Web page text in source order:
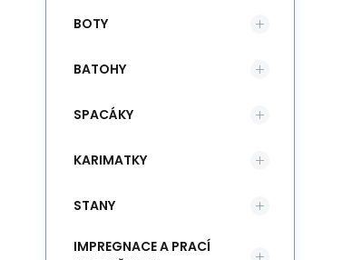
BOTY
BATOHY
SPACÁKY
KARIMATKY
STANY
IMPREGNACE A PRACÍ